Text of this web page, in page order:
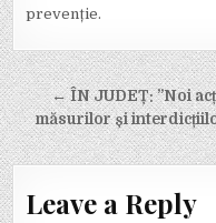
prevenție.
Post
navigation
← ÎN JUDEȚ: ”Noi
măsurilor și
Leave a Reply